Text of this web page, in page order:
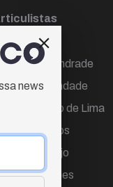
Décio Freire
Dr Marcos Andrade
Trindade
Igor Carvalho de Lima
Campos
Renata Araújo
Gomes
news